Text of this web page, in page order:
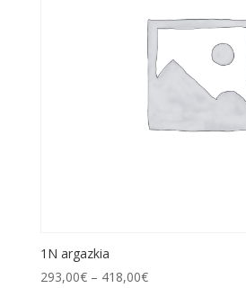
1N argazkia
293,00€– 418,00€